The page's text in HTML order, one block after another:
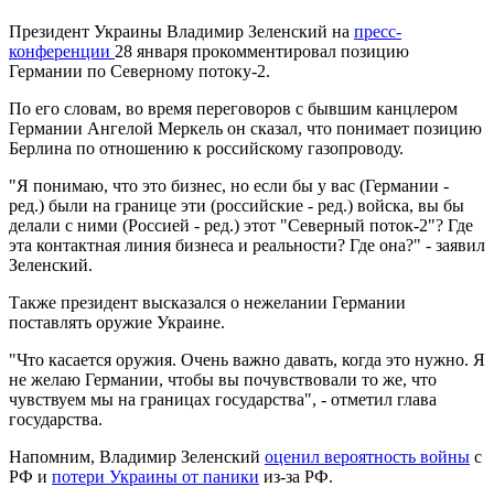
Президент Украины Владимир Зеленский на пресс-
конференции 28 января прокомментировал позицию
Германии по Северному потоку-2.
По его словам, во время переговоров с бывшим канцлером
Германии Ангелой Меркель он сказал, что понимает позицию
Берлина по отношению к российскому газопроводу.
"Я понимаю, что это бизнес, но если бы у вас (Германии -
ред.) были на границе эти (российские - ред.) войска, вы бы
делали с ними (Россией - ред.) этот "Северный поток-2"? Где
эта контактная линия бизнеса и реальности? Где она?" - заявил
Зеленский.
Также президент высказался о нежелании Германии
поставлять оружие Украине.
"Что касается оружия. Очень важно давать, когда это нужно. Я
не желаю Германии, чтобы вы почувствовали то же, что
чувствуем мы на границах государства", - отметил глава
государства.
Напомним, Владимир Зеленский оценил вероятность войны с
РФ и потери Украины от паники из-за РФ.